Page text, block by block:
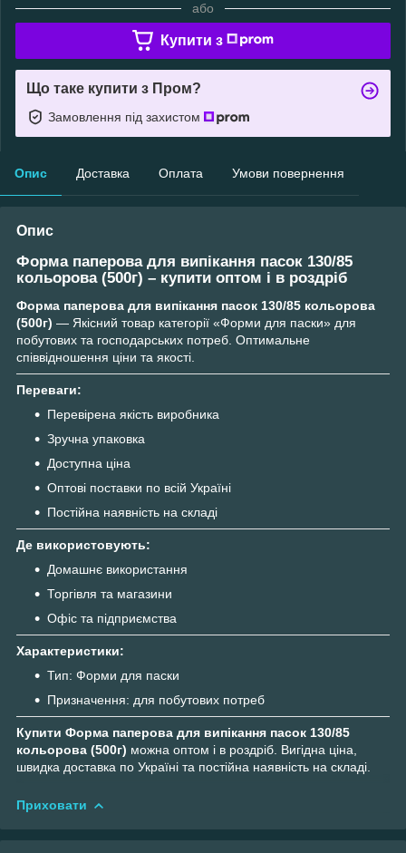
або
Купити з
Що таке купити з Пром?
Замовлення під захистом
Опис Доставка Оплата Умови повернення
Опис
Форма паперова для випікання пасок 130/85
кольорова (500г) – купити оптом і в роздріб
Форма паперова для випікання пасок 130/85 кольорова
(500г) — Якісний товар категорії «Форми для паски» для
побутових та господарських потреб. Оптимальне
співвідношення ціни та якості.
Переваги:
Перевірена якість виробника
Зручна упаковка
Доступна ціна
Оптові поставки по всій Україні
Постійна наявність на складі
Де використовують:
Домашнє використання
Торгівля та магазини
Офіс та підприємства
Характеристики:
Тип: Форми для паски
Призначення: для побутових потреб
Купити Форма паперова для випікання пасок 130/85
кольорова (500г) можна оптом і в роздріб. Вигідна ціна,
швидка доставка по Україні та постійна наявність на складі.
Приховати